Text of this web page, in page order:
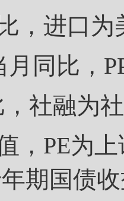
进口为
同比，
社融为社
PE为上
期国债